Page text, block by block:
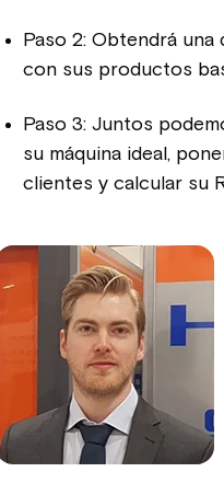
Paso 2: Obtendrá
con sus productos
Paso 3: Juntos
su máquina ideal,
clientes y calcular su